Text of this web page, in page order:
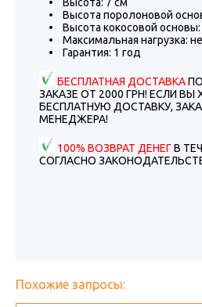
• Высота: 7 см
• Высота поролоновой
• Высота кокосовой основы:
• Максимальная нагрузка:
• Гарантия: 1 год
БЕСПЛАТНАЯ ДОСТАВКА
ЗАКАЗЕ ОТ 2000 ГРН! ЕСЛИ ВЫ
БЕСПЛАТНУЮ ДОСТАВКУ,
МЕНЕДЖЕРА!
100% ВОЗВРАТ ДЕНЕГВ
СОГЛАСНО
Похожие запросы: